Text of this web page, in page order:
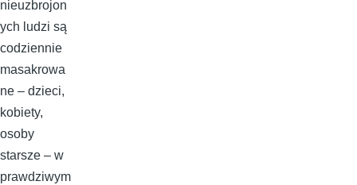
nieuzbrojon
ych ludzi są
codziennie
masakrowa
ne – dzieci,
kobiety,
osoby
starsze – w
prawdziwym